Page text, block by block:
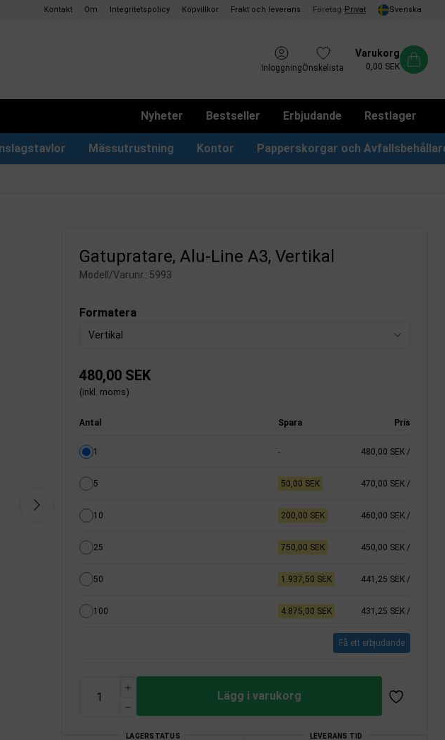
Kontakt Om Integritetspolicy Köpvillkor Frakt och leverans Företag Privat Svenska
InloggningÖnskelista
Varukorg
0,00 SEK
Nyheter Bestseller Erbjudande Restlager
Mässutrustning Kontor Papperskorgar och
Gatupratare, Alu-Line A3, Vertikal
Modell/Varunr.: 5993
Formatera
Vertikal
480,00 SEK
(inkl. moms)
Antal Spara Pris
1 - 480,00 SEK /
5 50,00 SEK 470,00 SEK /
10 200,00 SEK 460,00 SEK /
25 750,00 SEK 450,00 SEK /
50 1.937,50 SEK 441,25 SEK /
100 4.875,00 SEK 431,25 SEK /
Få ett erbjudande
Lägg i varukorg
LAGERSTATUS LEVERANS TID